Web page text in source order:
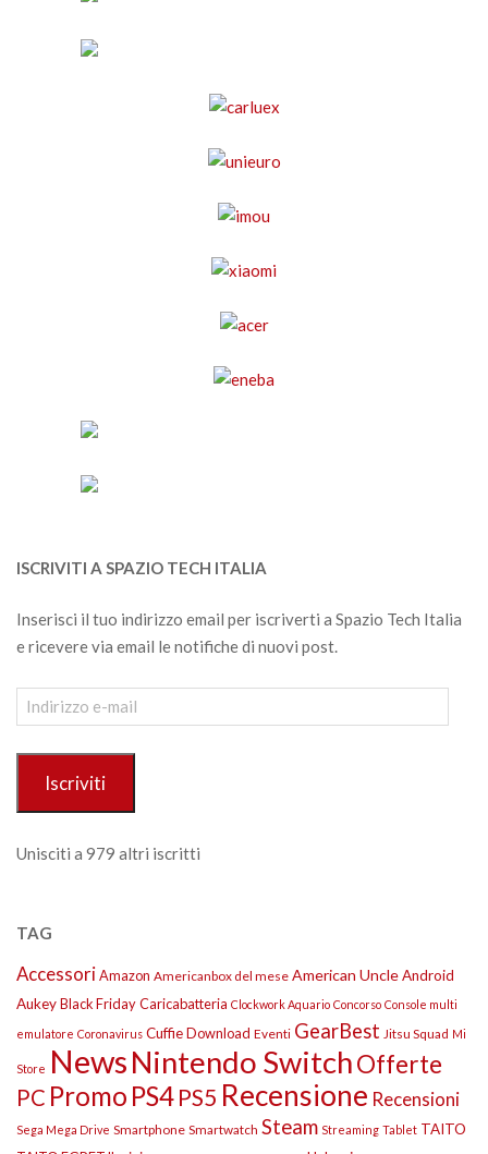
ISCRIVITI A SPAZIO TECH ITALIA
Inserisci il tuo indirizzo email per iscriverti a Spazio Tech Italia
e ricevere via email le notifiche di nuovi post.
Indirizzo
e-
Iscriviti
Unisciti a 979 altri iscritti
TAG
AccessoriAmazon Americanbox del mese American UncleAndroid
AukeyBlack FridayCaricabatteria Clockwork Aquario Concorso Console multi
emulatore Coronavirus CuffieDownload Eventi GearBest Jitsu Squad Mi
Store NewsNintendo SwitchOfferte
PC Promo PS4PS5 Recensione Recensioni
Sega Mega Drive Smartphone Smartwatch Steam Streaming Tablet TAITO